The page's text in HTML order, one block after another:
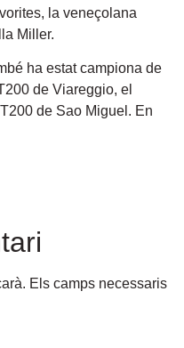
la veneçolana
Miller.
ha estat campiona de
de Viareggio, el
de Sao Miguel. En
Els camps necessaris